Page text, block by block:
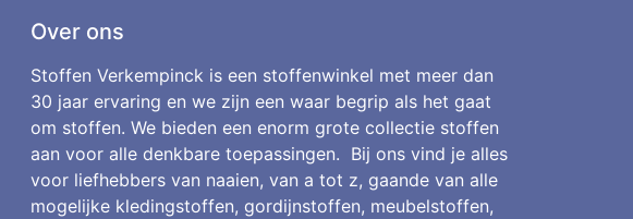
Over ons
Stoffen Verkempinck is een stoffenwinkel met meer dan
30 jaar ervaring en we zijn een waar begrip als het gaat
om stoffen. We bieden een enorm grote collectie stoffen
aan voor alle denkbare toepassingen. Bij ons vind je alles
voor liefhebbers van naaien, van a tot z, gaande van alle
mogelijke kledingstoffen, gordijnstoffen, meubelstoffen,